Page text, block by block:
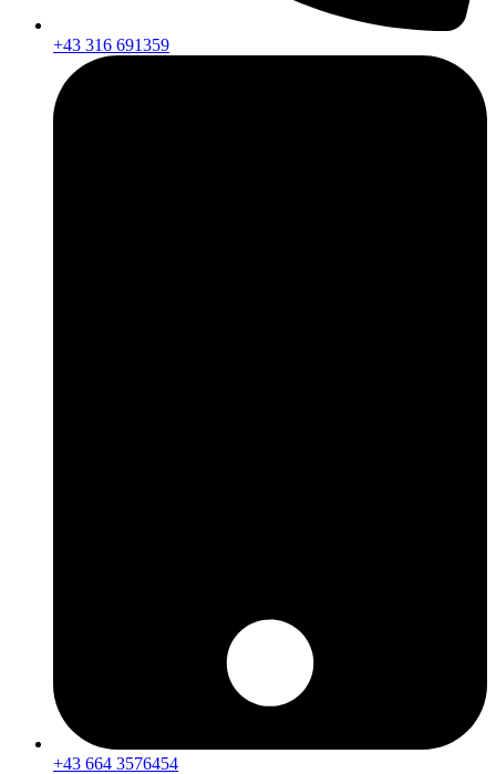
+43 316 691359
+43 664 3576454